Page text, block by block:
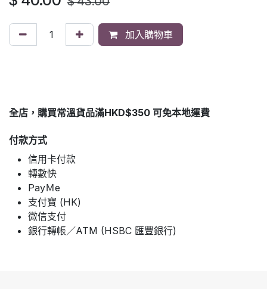
加入購物車
全店，購買常溫貨品滿HKD$350 可免本地運費
付款方式
信用卡付款
轉數快
PayＭe
支付寶 (HK)
微信支付
銀行轉帳／ATM (HSBC 匯豐銀行)